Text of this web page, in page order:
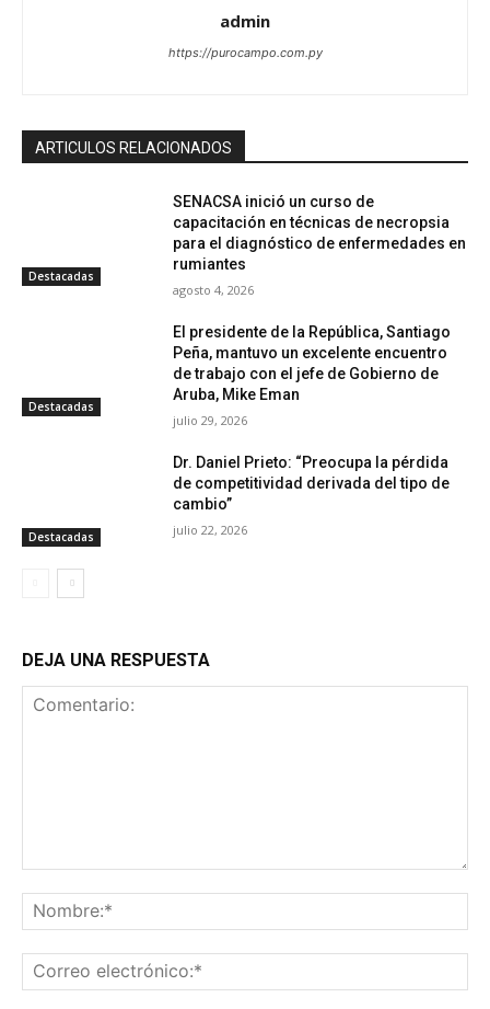
admin
https://purocampo.com.py
ARTICULOS RELACIONADOS
Destacadas
SENACSA inició un curso de
capacitación en técnicas de necropsia
para el diagnóstico de enfermedades en
rumiantes
agosto 4, 2026
Destacadas
El presidente de la República, Santiago
Peña, mantuvo un excelente encuentro
de trabajo con el jefe de Gobierno de
Aruba, Mike Eman
julio 29, 2026
Destacadas
Dr. Daniel Prieto: “Preocupa la pérdida
de competitividad derivada del tipo de
cambio”
julio 22, 2026
DEJA UNA RESPUESTA